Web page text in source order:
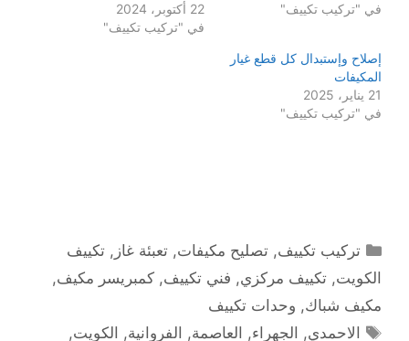
في "تركيب تكييف"
22 أكتوبر، 2024
في "تركيب تكييف"
إصلاح وإستبدال كل قطع غيار
المكيفات
21 يناير، 2025
في "تركيب تكييف"
التصنيفات
تركيب تكييف,تصليح مكيفات,تعبئة غاز ,تكييف
الكويت, تكييف مركزي, فني تكييف, كمبريسر مكيف,
مكيف شباك, وحدات تكييف
الوسوم
الاحمدي, الجهراء, العاصمة, الفروانية, الكويت,